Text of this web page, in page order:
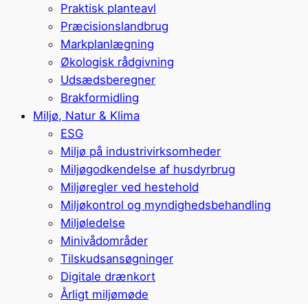
Praktisk planteavl
Præcisionslandbrug
Markplanlægning
Økologisk rådgivning
Udsædsberegner
Brakformidling
Miljø, Natur & Klima
ESG
Miljø på industrivirksomheder
Miljøgodkendelse af husdyrbrug
Miljøregler ved hestehold
Miljøkontrol og myndighedsbehandling
Miljøledelse
Minivådområder
Tilskudsansøgninger
Digitale drænkort
Årligt miljømøde